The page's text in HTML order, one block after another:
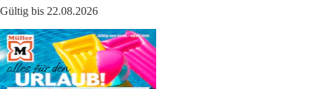
Gültig bis 22.08.2026